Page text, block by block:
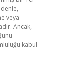
veya
Ancak,
kabul